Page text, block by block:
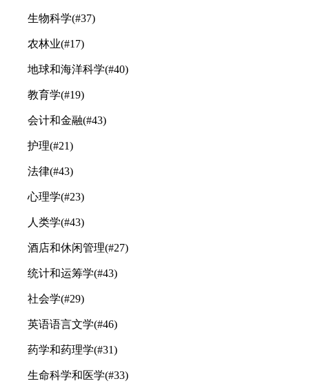
生物科学(#37)
农林业(#17)
地球和海洋科学(#40)
教育学(#19)
会计和金融(#43)
护理(#21)
法律(#43)
心理学(#23)
人类学(#43)
酒店和休闲管理(#27)
统计和运筹学(#43)
社会学(#29)
英语语言文学(#46)
药学和药理学(#31)
生命科学和医学(#33)